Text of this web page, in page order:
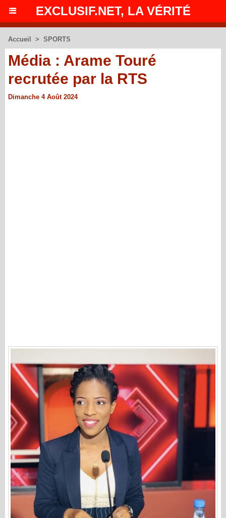
EXCLUSIF.NET, LA VÉRITÉ
Accueil > SPORTS
Média : Arame Touré
recrutée par la RTS
Dimanche 4 Août 2024